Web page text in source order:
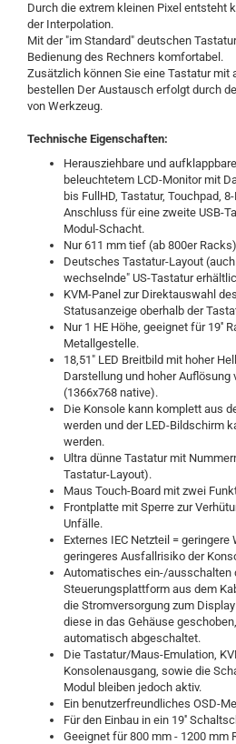
Durch die extrem kleinen Pixel entsteht
der Interpolation.
Mit der "im Standard" deutschen
Bedienung des Rechners komfortabel.
Zusätzlich können Sie eine Tastatur mit
bestellen Der Austausch erfolgt durch
von Werkzeug.
Technische Eigenschaften:
Herausziehbare und
beleuchtetem LCD-Monitor mit
bis FullHD, Tastatur, Touchpad,
Anschluss für eine zweite USB-
Modul-Schacht.
Nur 611 mm tief (ab 800er Racks)
Deutsches Tastatur-Layout
wechselnde" US-Tastatur
KVM-Panel zur Direktauswahl
Statusanzeige oberhalb der
Nur 1 HE Höhe, geeignet für 19''
Metallgestelle.
18,51" LED Breitbild mit hoher
Darstellung und hoher Auflösung
(1366x768 native).
Die Konsole kann komplett aus
werden und der LED-Bildschirm
werden.
Ultra dünne Tastatur mit
Tastatur-Layout).
Maus Touch-Board mit zwei
Frontplatte mit Sperre zur
Unfälle.
Externes IEC Netzteil =
geringeres Ausfallrisiko der
Automatisches ein-/ausschalten
Steuerungsplattform aus dem
die Stromversorgung zum
diese in das Gehäuse
automatisch abgeschaltet.
Die Tastatur/Maus-Emulation,
Konsolenausgang, sowie die
Modul bleiben jedoch aktiv.
Ein benutzerfreundliches OSD-
Für den Einbau in ein 19''
Geeignet für 800 mm - 1200 mm